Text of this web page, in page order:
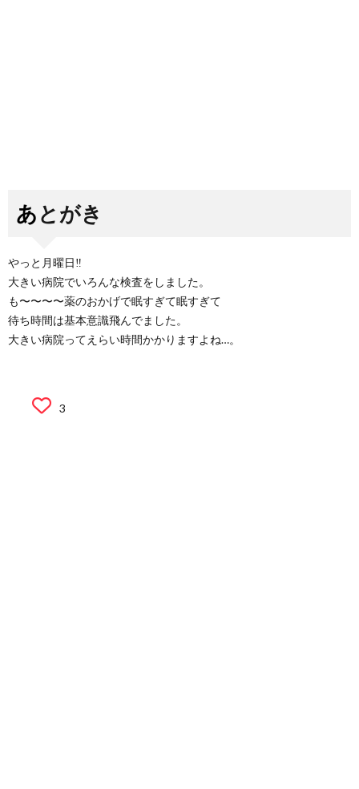
あとがき
やっと月曜日‼︎
大きい病院でいろんな検査をしました。
も〜〜〜〜薬のおかげで眠すぎて眠すぎて
待ち時間は基本意識飛んでました。
大きい病院ってえらい時間かかりますよね…。
3